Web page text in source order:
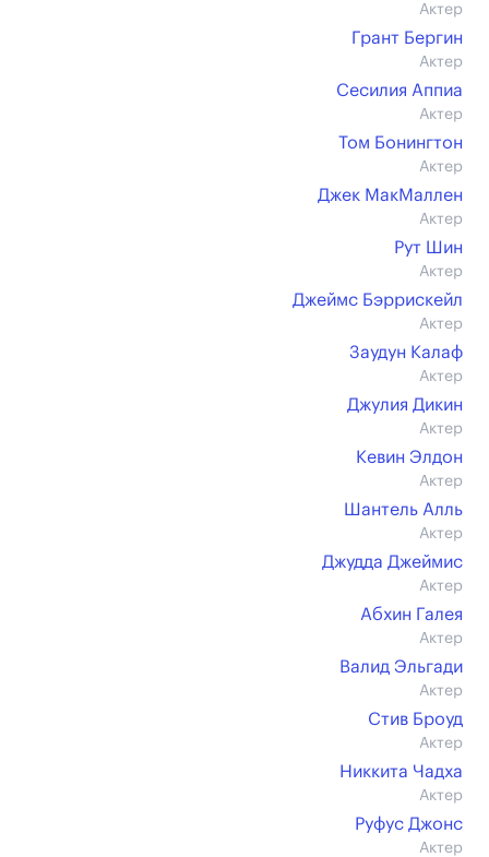
Актер
Грант Бергин
Актер
Сесилия Аппиа
Актер
Том Бонингтон
Актер
Джек МакМаллен
Актер
Рут Шин
Актер
Джеймс Бэррискейл
Актер
Заудун Калаф
Актер
Джулия Дикин
Актер
Кевин Элдон
Актер
Шантель Алль
Актер
Джудда Джеймис
Актер
Абхин Галея
Актер
Валид Эльгади
Актер
Стив Броуд
Актер
Никкита Чадха
Актер
Руфус Джонс
Актер